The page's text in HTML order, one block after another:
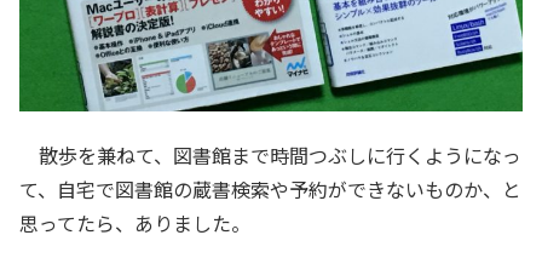
散歩を兼ねて、図書館まで時間つぶしに行くようになっ
て、自宅で図書館の蔵書検索や予約ができないものか、と
思ってたら、ありました。